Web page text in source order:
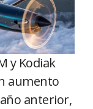
y Kodiak
aumento
anterior,